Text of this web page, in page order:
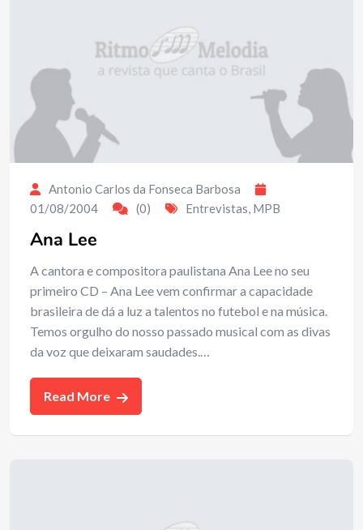
Antonio Carlos da Fonseca Barbosa
01/08/2004
(0) Entrevistas, MPB
Ana Lee
A cantora e compositora paulistana Ana Lee no seu
primeiro CD – Ana Lee vem confirmar a capacidade
brasileira de dá a luz a talentos no futebol e na música.
Temos orgulho do nosso passado musical com as divas
da voz que deixaram saudades.…
Read More